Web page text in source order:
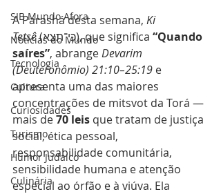
SIB Mundo Afora
Notícias do Mundo
Tecnologia
Cultura
Curiosidades
Turismo
Humor Judaico
Culinária
A Parashá desta semana, Ki
Tetsê
(כִּי־תֵצֵא), que significa “Quando
saíres”, abrange Devarim
(Deuteronômio) 21:10–25:19 e
apresenta uma das maiores
concentrações de mitsvot da Torá —
mais de 70 leis que tratam de justiça
social, ética pessoal,
responsabilidade comunitária,
sensibilidade humana e atenção
especial ao órfão e à viúva. Ela